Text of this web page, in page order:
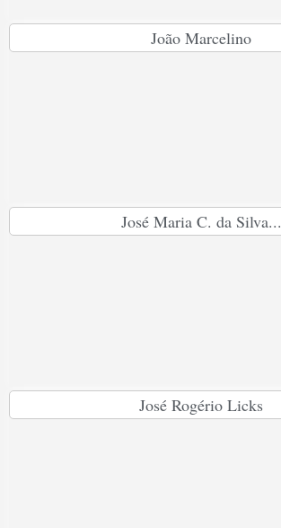
João Marcelino
José Maria C. da Silva...
José Rogério Licks